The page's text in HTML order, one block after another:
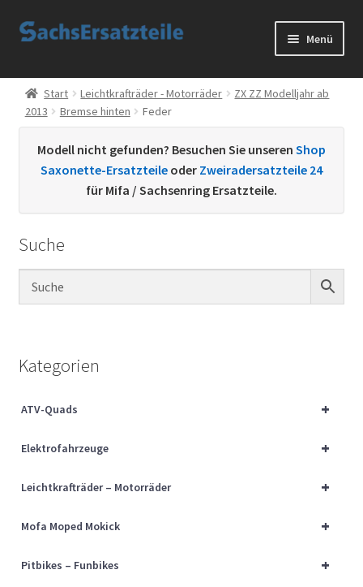
Zur
Zum
Menü
Start
AGB
Datenschutzerklärung
Kontakt
Sachs Ersatzteile
Über uns
Start Leichtkrafträder - Motorräder
ZX ZZ Modelljahr ab
2013
Bremse hinten Feder
Modell nicht gefunden? Besuchen Sie unseren Shop
Saxonette-Ersatzteile oder Zweiradersatzteile 24
für Mifa / Sachsenring Ersatzteile.
Suche
Kategorien
+
ATV-Quads
+
Elektrofahrzeuge
+
Leichtkrafträder – Motorräder
+
Mofa Moped Mokick
+
Pitbikes – Funbikes